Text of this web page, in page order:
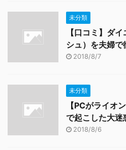
未分類
【口コミ】ダ
シュ）を夫婦で
2018/8/7
未分類
【PCがライオ
で起こした大迷
2018/8/6